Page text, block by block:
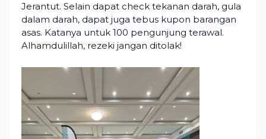
Jerantut. Selain dapat check tekanan darah, gula
dalam darah, dapat juga tebus kupon barangan
asas. Katanya untuk 100 pengunjung terawal.
Alhamdulillah, rezeki jangan ditolak!